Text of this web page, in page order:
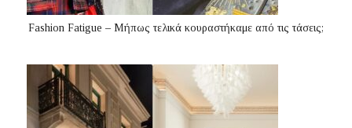
Fashion Fatigue – Μήπως τελικά κουραστήκαμε από τις τάσεις;